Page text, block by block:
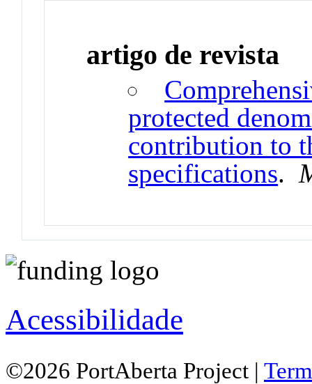
artigo de revista
protected
contribution to
specifications.
Acessibilidade
©2026 PortAberta Project |